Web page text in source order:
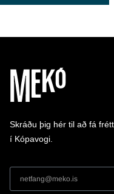
Skráðu þig hér til að fá
í Kópavogi.